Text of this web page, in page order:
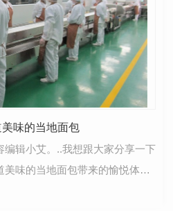
味的当地面包
编辑小艾。..我想跟大家分享一下
味的当地面包带来的愉悦体
来的是令人陶醉的面包香…